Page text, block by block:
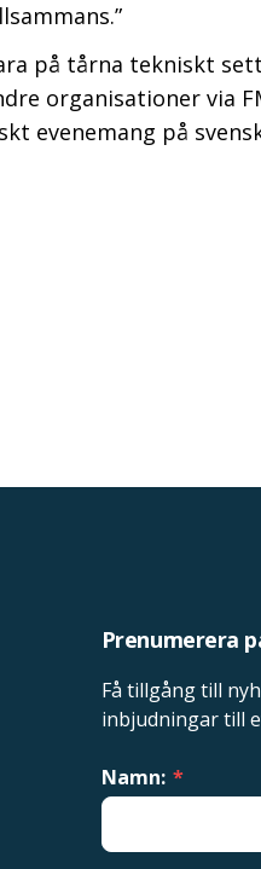
på tårna tekniskt
organisationer via
evenemang på
Prenumerera
Få tillgång till
inbjudningar till
Namn: *